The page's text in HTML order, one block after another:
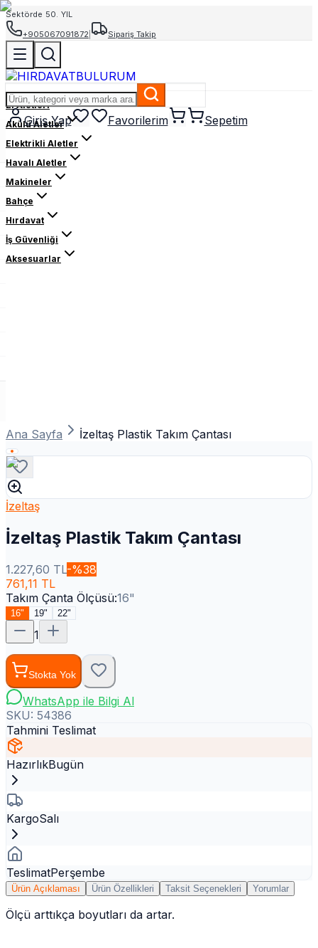
Sektörde 50. YIL
+905067091872
Sipariş Takip
Giriş Yap Favorilerim Sepetim
El Aletleri
Akülü Aletler
Elektrikli Aletler
Havalı Aletler
Makineler
Bahçe
Hırdavat
İş Güvenliği
Aksesuarlar
Ana Sayfa İzeltaş Plastik Takım Çantası
İzeltaş
İzeltaş Plastik Takım Çantası
1.227,60 TL-%38
761,11 TL
Takım Çanta Ölçüsü:16"
16" 19" 22"
1
Stokta Yok
WhatsApp ile Bilgi Al
SKU: 54386
Tahmini Teslimat
HazırlıkBugün
KargoSalı
TeslimatPerşembe
Ürün Açıklaması Ürün Özellikleri Taksit Seçenekleri Yorumlar
Ölçü arttıkça boyutları da artar.